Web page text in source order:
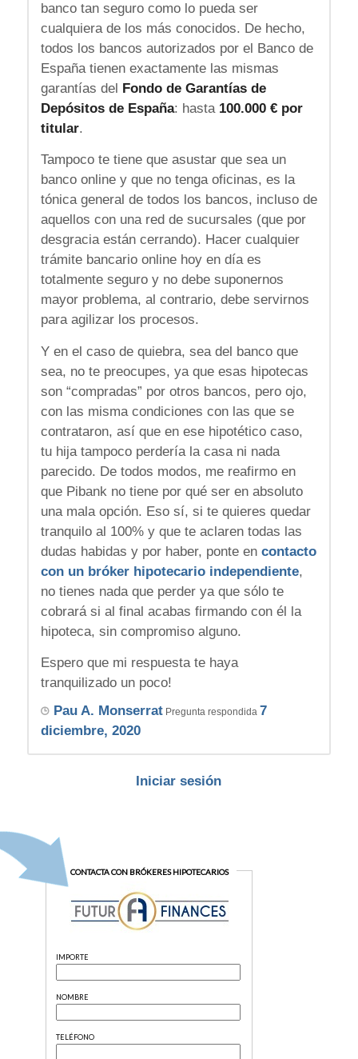
banco tan seguro como lo pueda ser
cualquiera de los más conocidos. De hecho,
todos los bancos autorizados por el Banco de
España tienen exactamente las mismas
garantías del Fondo de Garantías de
Depósitos de España: hasta 100.000 € por
titular.
Tampoco te tiene que asustar que sea un
banco online y que no tenga oficinas, es la
tónica general de todos los bancos, incluso de
aquellos con una red de sucursales (que por
desgracia están cerrando). Hacer cualquier
trámite bancario online hoy en día es
totalmente seguro y no debe suponernos
mayor problema, al contrario, debe servirnos
para agilizar los procesos.
Y en el caso de quiebra, sea del banco que
sea, no te preocupes, ya que esas hipotecas
son “compradas” por otros bancos, pero ojo,
con las misma condiciones con las que se
contrataron, así que en ese hipotético caso,
tu hija tampoco perdería la casa ni nada
parecido. De todos modos, me reafirmo en
que Pibank no tiene por qué ser en absoluto
una mala opción. Eso sí, si te quieres quedar
tranquilo al 100% y que te aclaren todas las
dudas habidas y por haber, ponte en contacto
con un bróker hipotecario independiente,
no tienes nada que perder ya que sólo te
cobrará si al final acabas firmando con él la
hipoteca, sin compromiso alguno.
Espero que mi respuesta te haya
tranquilizado un poco!
Pau A. MonserratPregunta respondida 7
diciembre, 2020
Iniciar sesión